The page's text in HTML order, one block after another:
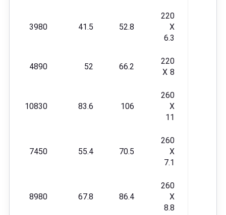
220
X
6.3
52.8
41.5
3980
220
X 8
66.2
52
4890
260
X
11
106
83.6
10830
260
X
7.1
70.5
55.4
7450
260
X
8.8
86.4
67.8
8980